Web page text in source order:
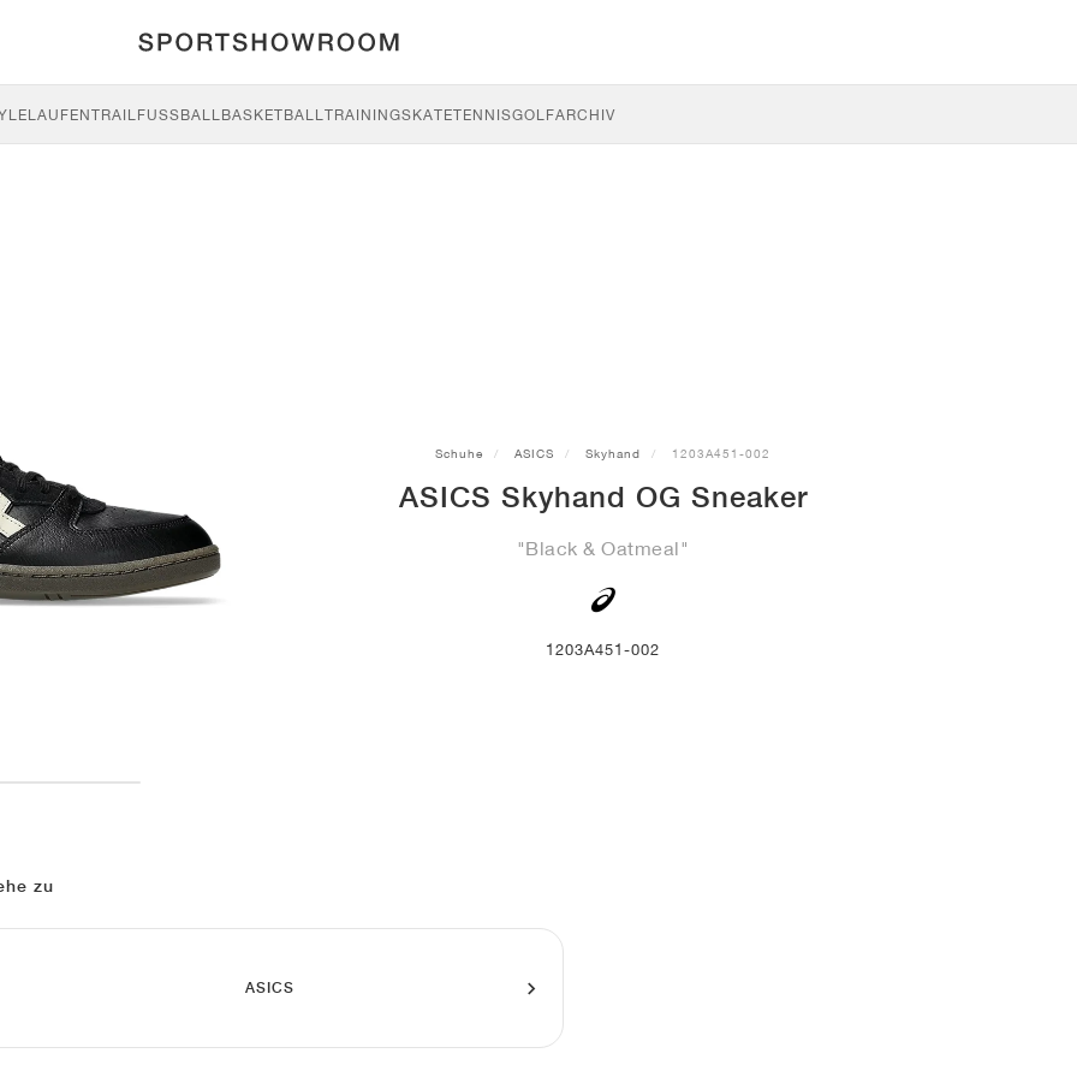
LAUFENTRAILFUSSBALL BASKETBALLTRAININGSKATETENNISGOLFARCHIV
Schuhe ASICS Skyhand 1203A451-002
ASICS Skyhand OG Sneaker
"Black & Oatmeal"
1203A451-002
zu
ASICS